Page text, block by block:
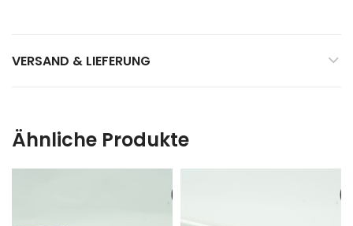
VERSAND & LIEFERUNG
Ähnliche Produkte